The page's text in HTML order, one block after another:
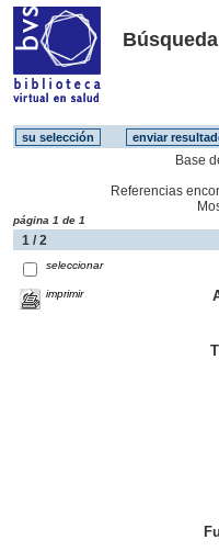
Base
Referencias
página 1 de 1
1 / 2
seleccionar
imprimir